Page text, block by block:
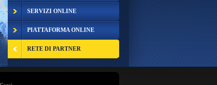
SERVIZI ONLINE
PIATTAFORMA ONLINE
RETE DI PARTNER